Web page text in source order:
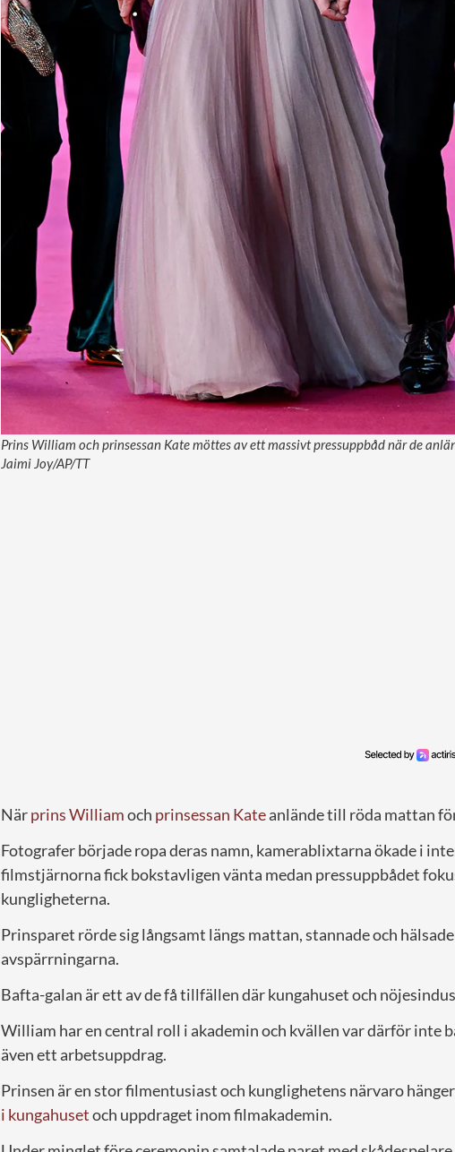
Prins William och prinsessan Kate möttes av ett massivt pressuppbåd när de
Jaimi Joy/AP/TT
Närprins Williamoch prinsessan Kateanlände till röda mattan
Fotografer började ropa deras namn, kamerablixtarna ökade i
filmstjärnorna fick bokstavligen vänta medan pressuppbådet
kungligheterna.
Prinsparet rörde sig långsamt längs mattan, stannade och
avspärrningarna.
Bafta-galan är ett av de få tillfällen där kungahuset och
William har en central roll i akademin och kvällen var därför inte
även ett arbetsuppdrag.
Prinsen är en stor filmentusiast och kunglighetens närvaro
i kungahusetoch uppdraget inom filmakademin.